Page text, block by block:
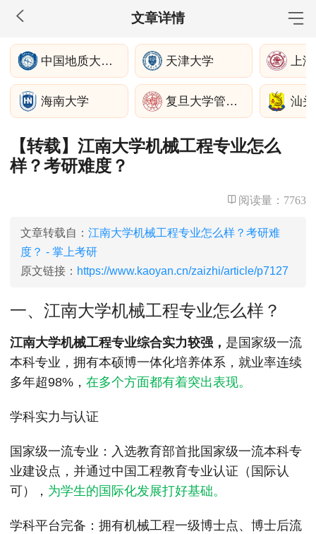
文章详情
MBA工商管理
院校库 考试报名 招生政策 学制学费
报名流程
考试真题
报考经验 招生简章
MEM工程管理
院校库 考试报名 招生政策
MPA公共管理
院校库 考试报名
MPAcc会计专硕
院校库 考试报名 招生政策 学制学费
报名流程
考试真题
报考经验 招生简章
MTA旅游管理
考试真题
报考经验 招生简章
中国地质大学(北京) 天津大学
海南大学 复旦大学管理学院 汕
【转载】江南大学机械工程专业怎么
样？考研难度？
阅读量： 7763
文章转载自： 江南大学机械工程专业怎么样？考研难
度？ - 掌上考研
原文链接： https://www.kaoyan.cn/zaizhi/article/p7127
一、江南大学机械工程专业怎么样？
江南大学机械工程专业综合实力较强， 是国家级一流
本科专业，拥有本硕博一体化培养体系，就业率连续
多年超98%，在多个方面都有着突出表现。
学科实力与认证
‌国家级一流专业‌：入选教育部首批国家级一流本科专
业建设点，并通过中国工程教育专业认证（国际认
可）， 为学生的国际化发展打好基础。‌‌
‌学科平台完备‌：拥有机械工程一级博士点、博士后流